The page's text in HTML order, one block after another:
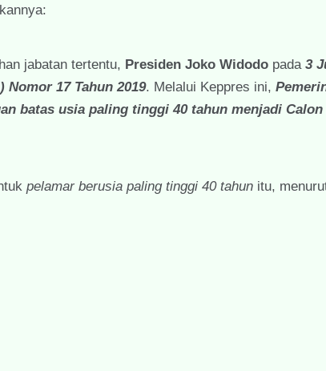
jabatan tertentu, Presiden Joko Widodo pada3
Nomor 17 Tahun 2019. Melalui Keppres ini,
batas usia paling tinggi 40 tahun menjadi
pelamar berusia paling tinggi 40 tahun itu,